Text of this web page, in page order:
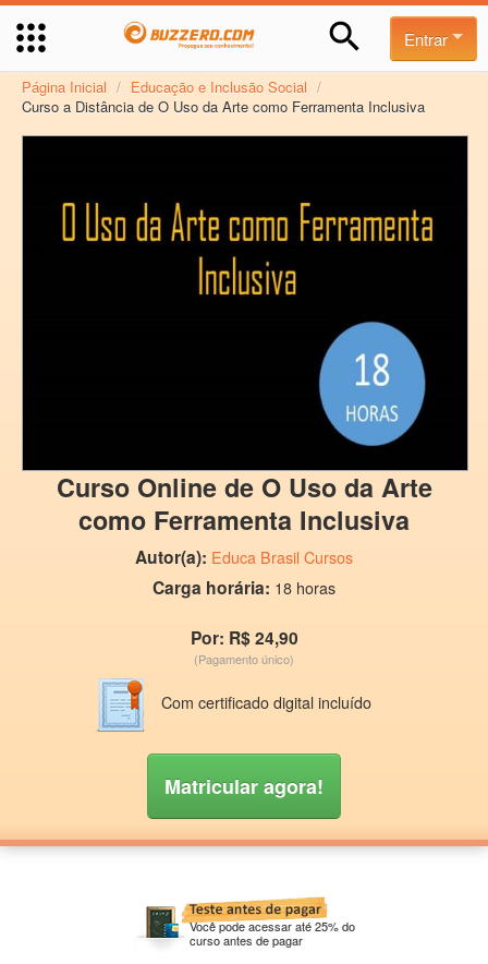
Entrar
Página Inicial / Educação e Inclusão Social /
Curso a Distância de O Uso da Arte como Ferramenta Inclusiva
Curso Online de O Uso da Arte
como Ferramenta Inclusiva
Autor(a): Educa Brasil Cursos
Carga horária: 18 horas
Por: R$ 24,90
(Pagamento único)
Com certificado digital incluído
Matricular agora!
Você pode acessar até 25% do
curso antes de pagar